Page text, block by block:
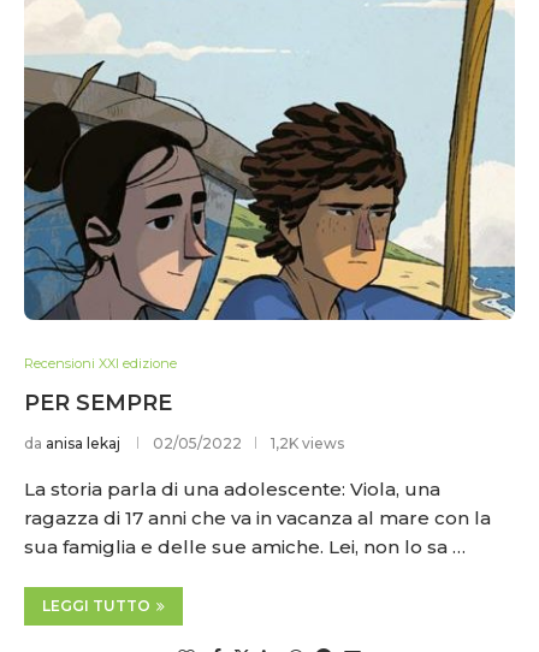
Recensioni XXI edizione
PER SEMPRE
da anisa lekaj 02/05/2022 1,2K views
La storia parla di una adolescente: Viola, una
ragazza di 17 anni che va in vacanza al mare con la
sua famiglia e delle sue amiche. Lei, non lo sa …
LEGGI TUTTO